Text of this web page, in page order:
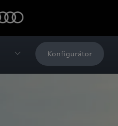
Konfigurátor